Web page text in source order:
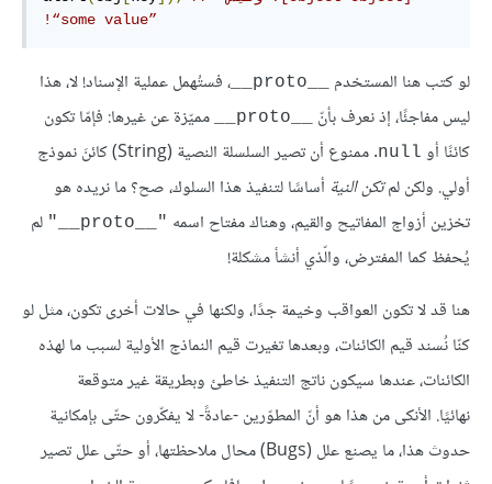
”some value“!
لو كتب هنا المستخدم
، فستُهمل عملية الإسناد! لا، هذا
ليس مفاجئًا، إذ نعرف بأنّ
مميّزة عن غيرها: فإمّا تكون
كائنًا أو null
. ممنوع أن تصير السلسلة النصية (String) كائنَ نموذج
أولي. ولكن لمتكن النية أساسًا لتنفيذ هذا السلوك، صح؟ ما نريده هو
تخزين أزواج المفاتيح والقيم، وهناك مفتاح اسمه "__proto__"
لم
يُحفظ كما المفترض، والّذي أنشأ مشكلة!
هنا قد لا تكون العواقب وخيمة جدًا، ولكنها في حالات أخرى تكون، مثل لو
كنّا نُسند قيم الكائنات، وبعدها تغيرت قيم النماذج الأولية لسبب ما لهذه
الكائنات، عندها سيكون ناتج التنفيذ خاطئ وبطريقة غير متوقعة
نهائيًا. الأنكى من هذا هو أنّ المطوّرين -عادةً- لا يفكّرون حتّى بإمكانية
حدوث هذا، ما يصنع علل (Bugs) محال ملاحظتها، أو حتّى علل تصير